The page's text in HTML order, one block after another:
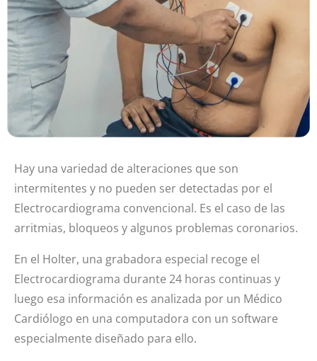
Hay una variedad de alteraciones que son
intermitentes y no pueden ser detectadas por el
Electrocardiograma convencional. Es el caso de las
arritmias, bloqueos y algunos problemas coronarios.
En el Holter, una grabadora especial recoge el
Electrocardiograma durante 24 horas continuas y
luego esa información es analizada por un Médico
Cardiólogo en una computadora con un software
especialmente diseñado para ello.